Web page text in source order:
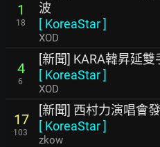
1
18
波
[ KoreaStar]
XOD
4
6
[新聞] KARA韓昇延
[ KoreaStar]
XOD
17
103
[新聞] 西村力演唱會
[ KoreaStar]
zkow